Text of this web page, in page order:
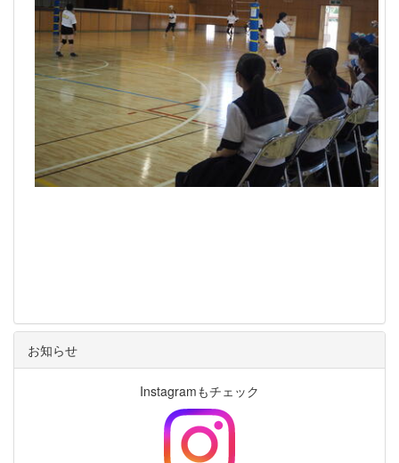
お知らせ
Instagramもチェック